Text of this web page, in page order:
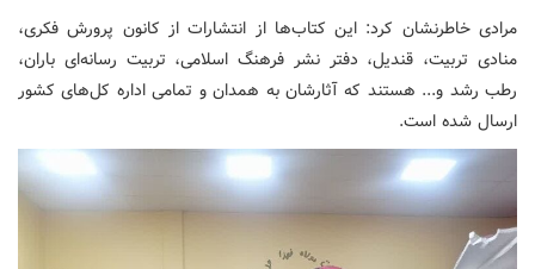
مرادی خاطرنشان کرد: این کتاب‌ها از انتشارات از کانون پرورش فکری،
منادی تربیت، قندیل، دفتر نشر فرهنگ اسلامی، تربیت رسانه‌ای باران،
رطب رشد و... هستند که آثارشان به همدان و تمامی اداره کل‌های کشور
ارسال شده است.